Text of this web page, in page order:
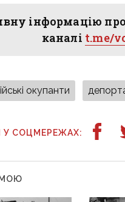
інформацію
каналі t.me/
окупанти
У СОЦМЕРЕЖАХ: